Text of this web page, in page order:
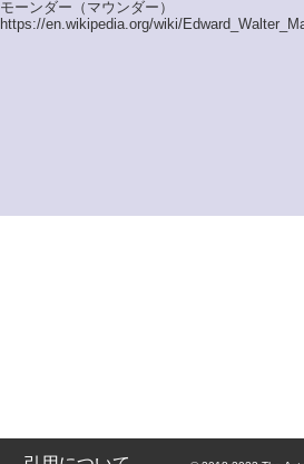
モーンダー（マウンダー）
https://en.wikipedia.org/wiki/